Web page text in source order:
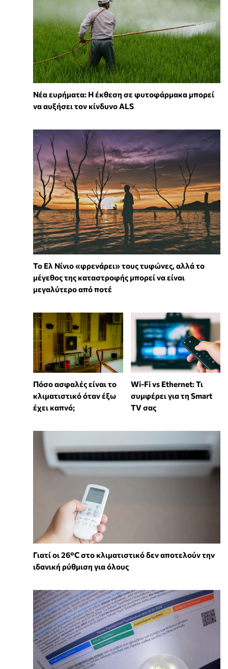
Νέα ευρήματα: Η έκθεση σε φυτοφάρμακα μπορεί
να αυξήσει τον κίνδυνο ALS
Το Ελ Νίνιο «φρενάρει» τους τυφώνες, αλλά το
μέγεθος της καταστροφής μπορεί να είναι
μεγαλύτερο από ποτέ
Πόσο ασφαλές είναι το
κλιματιστικό όταν έξω
έχει καπνό;
Wi-Fi vs Ethernet: Τι
συμφέρει για τη Smart
TV σας
Γιατί οι 26°C στο κλιματιστικό δεν αποτελούν την
ιδανική ρύθμιση για όλους